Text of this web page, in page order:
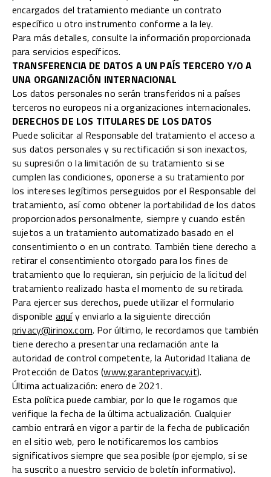
encargados del tratamiento mediante un contrato
específico u otro instrumento conforme a la ley.
Para más detalles, consulte la información proporcionada
para servicios específicos.
TRANSFERENCIA DE DATOS A UN PAÍS TERCERO Y/O A
UNA ORGANIZACIÓN INTERNACIONAL
Los datos personales no serán transferidos ni a países
terceros no europeos ni a organizaciones internacionales.
DERECHOS DE LOS TITULARES DE LOS DATOS
Puede solicitar al Responsable del tratamiento el acceso a
sus datos personales y su rectificación si son inexactos,
su supresión o la limitación de su tratamiento si se
cumplen las condiciones, oponerse a su tratamiento por
los intereses legítimos perseguidos por el Responsable del
tratamiento, así como obtener la portabilidad de los datos
proporcionados personalmente, siempre y cuando estén
sujetos a un tratamiento automatizado basado en el
consentimiento o en un contrato. También tiene derecho a
retirar el consentimiento otorgado para los fines de
tratamiento que lo requieran, sin perjuicio de la licitud del
tratamiento realizado hasta el momento de su retirada.
Para ejercer sus derechos, puede utilizar el formulario
disponible aquíy enviarlo a la siguiente dirección
privacy@irinox.com. Por último, le recordamos que también
tiene derecho a presentar una reclamación ante la
autoridad de control competente, la Autoridad Italiana de
Protección de Datos (www.garanteprivacy.it).
Última actualización: enero de 2021.
Esta política puede cambiar, por lo que le rogamos que
verifique la fecha de la última actualización. Cualquier
cambio entrará en vigor a partir de la fecha de publicación
en el sitio web, pero le notificaremos los cambios
significativos siempre que sea posible (por ejemplo, si se
ha suscrito a nuestro servicio de boletín informativo).